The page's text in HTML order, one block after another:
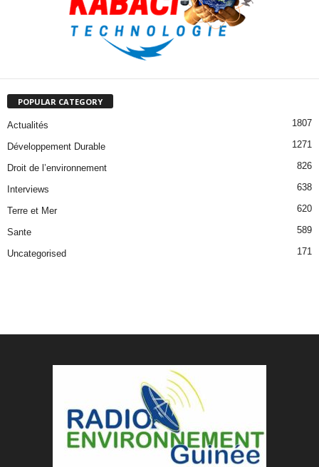
POPULAR CATEGORY
Actualités 1807
Développement Durable 1271
Droit de l’environnement 826
Interviews 638
Terre et Mer 620
Sante 589
Uncategorised 171